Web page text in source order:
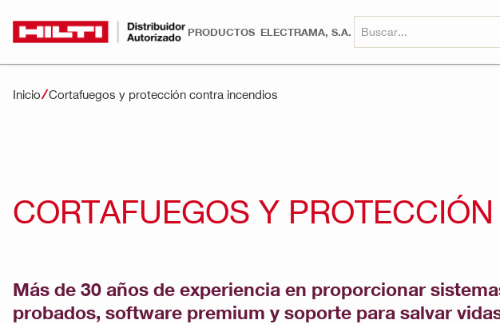
PRODUCTOS ELECTRAMA, S.A.
Inicio Cortafuegos y protección contra incendios
CORTAFUEGOS Y
Más de 30 años de experiencia en proporcionar
probados, software premium y soporte para salvar